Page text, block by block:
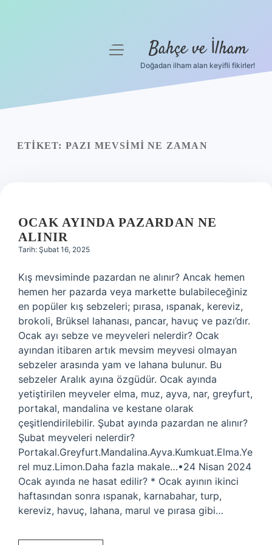
Yasal Uyarı
menüyü
Bahçe ve İlham
Doğadan ilham alan keyifli fikirler!
ETIKET: PAZI MEVSIMI NE ZAMAN
OCAK AYINDA PAZARDAN NE
ALINIR
Tarih: Şubat 16, 2025
Kış mevsiminde pazardan ne alınır? Ancak hemen
hemen her pazarda veya markette bulabileceğiniz
en popüler kış sebzeleri; pırasa, ıspanak, kereviz,
brokoli, Brüksel lahanası, pancar, havuç ve pazı’dır.
Ocak ayı sebze ve meyveleri nelerdir? Ocak
ayından itibaren artık mevsim meyvesi olmayan
sebzeler arasında yam ve lahana bulunur. Bu
sebzeler Aralık ayına özgüdür. Ocak ayında
yetiştirilen meyveler elma, muz, ayva, nar, greyfurt,
portakal, mandalina ve kestane olarak
çeşitlendirilebilir. Şubat ayında pazardan ne alınır?
Şubat meyveleri nelerdir?
Portakal.Greyfurt.Mandalina.Ayva.Kumkuat.Elma.Ye
rel muz.Limon.Daha fazla makale…•24 Nisan 2024
Ocak ayında ne hasat edilir? * Ocak ayının ikinci
haftasından sonra ıspanak, karnabahar, turp,
kereviz, havuç, lahana, marul ve pırasa gibi…